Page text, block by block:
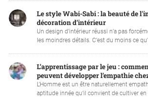
Le style Wabi-Sabi : la beauté de
décoration d’intérieur
Un design d’intérieur réussi n’a pas
les moindres détails. C’est du moins ce
L’apprentissage par le jeu :
peuvent développer l’empathie
L’Homme est un être naturellement
aptitude innée qu’il convient de cultiver en